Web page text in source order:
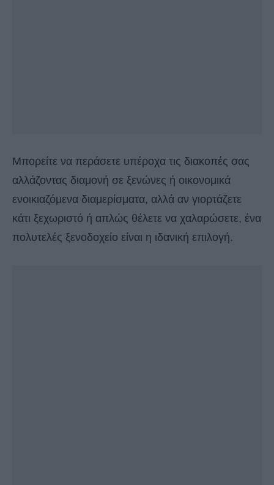
Μπορείτε να περάσετε υπέροχα τις διακοπές σας
αλλάζοντας διαμονή σε ξενώνες ή οικονομικά
ενοικιαζόμενα διαμερίσματα, αλλά αν γιορτάζετε
κάτι ξεχωριστό ή απλώς θέλετε να χαλαρώσετε, ένα
πολυτελές ξενοδοχείο είναι η ιδανική επιλογή.